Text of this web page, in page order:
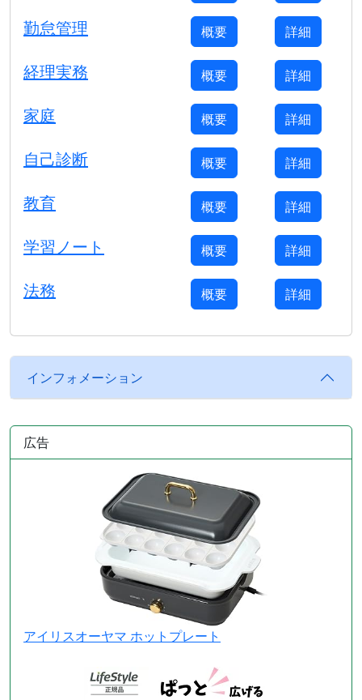
勤怠管理 概要 詳細
経理実務 概要 詳細
家庭 概要 詳細
自己診断 概要 詳細
教育 概要 詳細
学習ノート 概要 詳細
法務 概要 詳細
インフォメーション
広告
アイリスオーヤマ ホットプレート